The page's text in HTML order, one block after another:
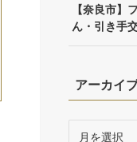
【奈良市】
ん・引き手
アーカイ